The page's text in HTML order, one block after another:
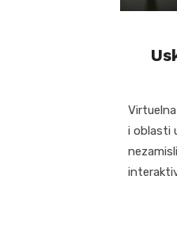
i oblasti